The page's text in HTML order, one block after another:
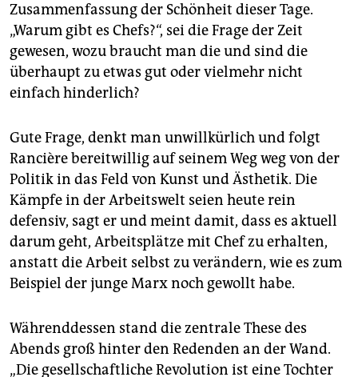
Zusammenfassung der Schönheit dieser Tage.
„Warum gibt es Chefs?“, sei die Frage der Zeit
gewesen, wozu braucht man die und sind die
überhaupt zu etwas gut oder vielmehr nicht
einfach hinderlich?
Gute Frage, denkt man unwillkürlich und folgt
Rancière bereitwillig auf seinem Weg weg von der
Politik in das Feld von Kunst und Ästhetik. Die
Kämpfe in der Arbeitswelt seien heute rein
defensiv, sagt er und meint damit, dass es aktuell
darum geht, Arbeitsplätze mit Chef zu erhalten,
anstatt die Arbeit selbst zu verändern, wie es zum
Beispiel der junge Marx noch gewollt habe.
Währenddessen stand die zentrale These des
Abends groß hinter den Redenden an der Wand.
„Die gesellschaftliche Revolution ist eine Tochter